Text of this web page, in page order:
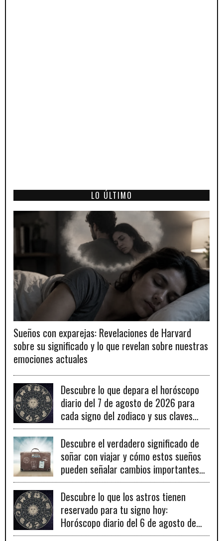
LO ÚLTIMO
Sueños con exparejas: Revelaciones de Harvard
sobre su significado y lo que revelan sobre nuestras
emociones actuales
Descubre lo que depara el horóscopo
diario del 7 de agosto de 2026 para
cada signo del zodiaco y sus claves
para el éxito.
Descubre el verdadero significado de
soñar con viajar y cómo estos sueños
pueden señalar cambios importantes
en tu vida personal y profesional.
Descubre lo que los astros tienen
reservado para tu signo hoy:
Horóscopo diario del 6 de agosto de
2026